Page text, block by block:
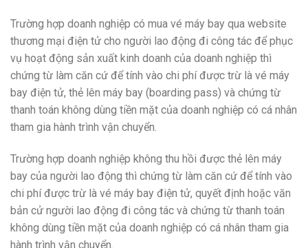
Trường hợp doanh nghiệp có mua vé máy bay qua website
thương mại điện tử cho người lao động đi công tác để phục
vụ hoạt động sản xuất kinh doanh của doanh nghiệp thì
chứng từ làm căn cứ để tính vào chi phí được trừ là vé máy
bay điện tử, thẻ lên máy bay (boarding pass) và chứng từ
thanh toán không dùng tiền mặt của doanh nghiệp có cá nhân
tham gia hành trình vận chuyển.
Trường hợp doanh nghiệp không thu hồi được thẻ lên máy
bay của người lao động thì chứng từ làm căn cứ để tính vào
chi phí được trừ là vé máy bay điện tử, quyết định hoặc văn
bản cử người lao động đi công tác và chứng từ thanh toán
không dùng tiền mặt của doanh nghiệp có cá nhân tham gia
hành trình vận chuyển.